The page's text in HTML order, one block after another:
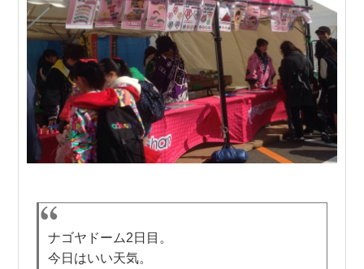
ナゴヤドーム2日目。
今日はいい天気。